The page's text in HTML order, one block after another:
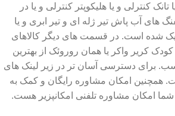
کنترلی و یا هلیکوپتر کنترلی و یا در
های آب پاش تیر ژله ای و تیر ابری و یا
شده است. در قسمت های دیگر کالاهای
کریر واکر یا همان روروئک از بهترین
برای دسترسی آسان تر در زیر لینک های
همچنین امکان مشاوره رایگان و کمک به
شما امکان مشاوره تلفنی امکانپزیر هست.